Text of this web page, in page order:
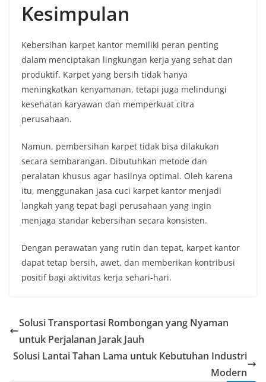
Kesimpulan
Kebersihan karpet kantor memiliki peran penting
dalam menciptakan lingkungan kerja yang sehat dan
produktif. Karpet yang bersih tidak hanya
meningkatkan kenyamanan, tetapi juga melindungi
kesehatan karyawan dan memperkuat citra
perusahaan.
Namun, pembersihan karpet tidak bisa dilakukan
secara sembarangan. Dibutuhkan metode dan
peralatan khusus agar hasilnya optimal. Oleh karena
itu, menggunakan jasa cuci karpet kantor menjadi
langkah yang tepat bagi perusahaan yang ingin
menjaga standar kebersihan secara konsisten.
Dengan perawatan yang rutin dan tepat, karpet kantor
dapat tetap bersih, awet, dan memberikan kontribusi
positif bagi aktivitas kerja sehari-hari.
Solusi Transportasi Rombongan yang Nyaman
untuk Perjalanan Jarak Jauh
Solusi Lantai Tahan Lama untuk Kebutuhan Industri
Modern